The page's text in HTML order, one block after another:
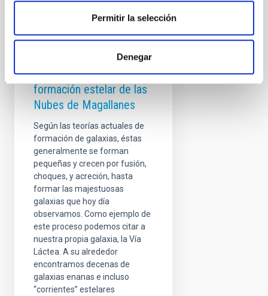
Permitir la selección
Denegar
INVESTIGACIÓN
La danza sincronizada de
la historia de la
formación estelar de las
Nubes de Magallanes
Según las teorías actuales de
formación de galaxias, éstas
generalmente se forman
pequeñas y crecen por fusión,
choques, y acreción, hasta
formar las majestuosas
galaxias que hoy día
observamos. Como ejemplo de
este proceso podemos citar a
nuestra propia galaxia, la Vía
Láctea. A su alrededor
encontramos decenas de
galaxias enanas e incluso
“corrientes” estelares